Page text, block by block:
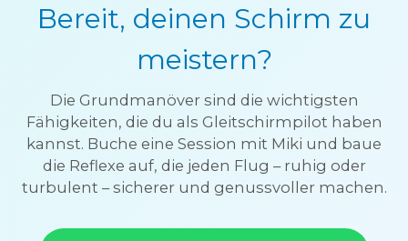
Bereit, deinen Schirm zu
meistern?
Die Grundmanöver sind die wichtigsten
Fähigkeiten, die du als Gleitschirmpilot haben
kannst. Buche eine Session mit Miki und baue
die Reflexe auf, die jeden Flug – ruhig oder
turbulent – sicherer und genussvoller machen.